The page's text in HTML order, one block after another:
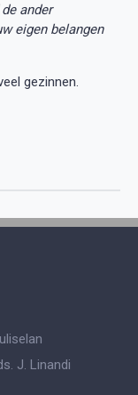
ander
eigen belangen
gezinnen.
je levensbehoeften -
water in Zijn beste
J. Linandi